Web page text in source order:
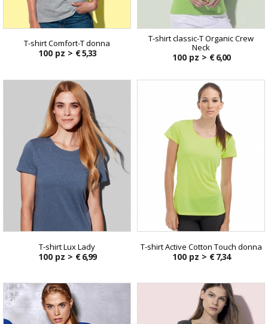
T-shirt Comfort-T donna
100 pz > € 5,33
T-shirt classic-T Organic Crew
Neck
100 pz > € 6,00
T-shirt Lux Lady
100 pz > € 6,99
T-shirt Active Cotton Touch donna
100 pz > € 7,34